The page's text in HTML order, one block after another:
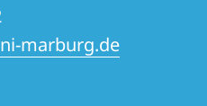
marburg.de